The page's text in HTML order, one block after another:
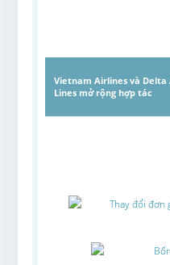
Vietnam Airlines và Delta
Lines mở rộng hợp tác
Thay đổi đơn